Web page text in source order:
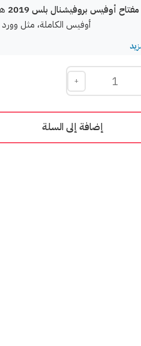
مفتاح أوفيس بروفيشنال بلس 2019
أوفيس الكاملة، مثل وورد
+
إضافة إلى السلة